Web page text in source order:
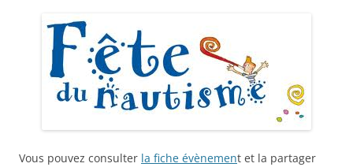
Vous pouvez consulter la fiche évènement et la partager